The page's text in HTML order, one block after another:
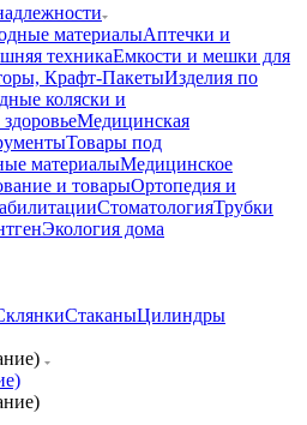
материалыАптечки и
техникаЕмкости и мешки для
Крафт-ПакетыИзделия по
коляски и
Медицинская
Товары под
материалыМедицинское
и товарыОртопедия и
СтоматологияТрубки
Экология дома
СтаканыЦилиндры